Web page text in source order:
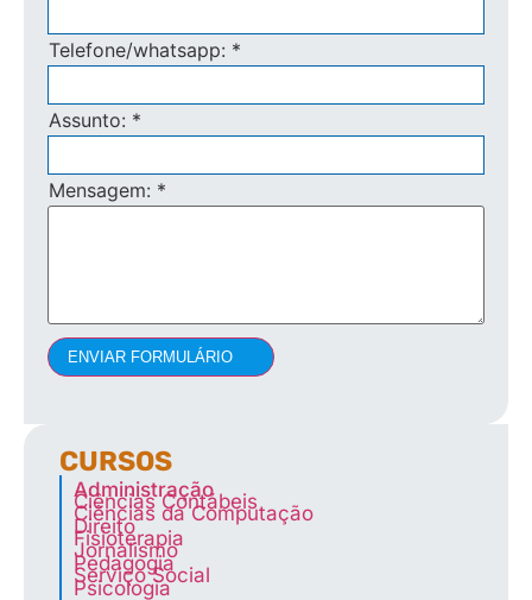
Telefone/whatsapp: *
Assunto: *
Mensagem: *
ENVIAR FORMULÁRIO
CURSOS
Administração
Ciências Contábeis
Ciências da Computação
Direito
Fisioterapia
Jornalismo
Pedagogia
Serviço Social
Psicologia